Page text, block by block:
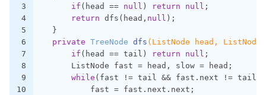
3
4
5
6
7
8
9
10
if (head == null ) return null ;
return dfs(head, null );
  }
private TreeNode dfs (ListNode head,
if (head == tail) return null ;
      ListNode fast = head, slow = head;
while (fast != tail && fast.next != tail){
          fast = fast.next.next;